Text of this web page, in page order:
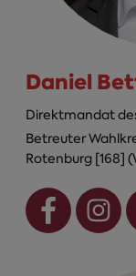
Daniel
Direktmandat
Betreuter
Rotenburg [168]